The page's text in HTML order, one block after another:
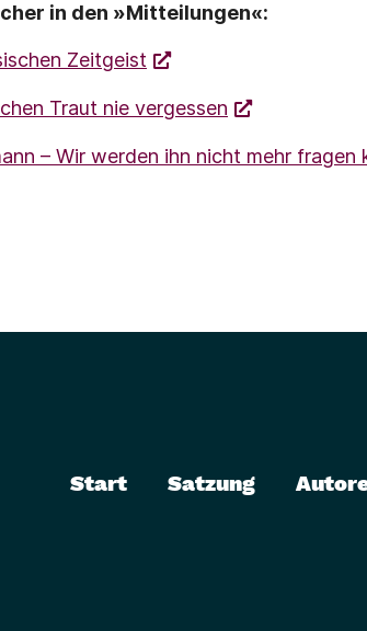
in den »Mitteilungen«:
Zeitgeist
Traut nie vergessen
– Wir werden ihn nicht mehr fragen
Start Satzung